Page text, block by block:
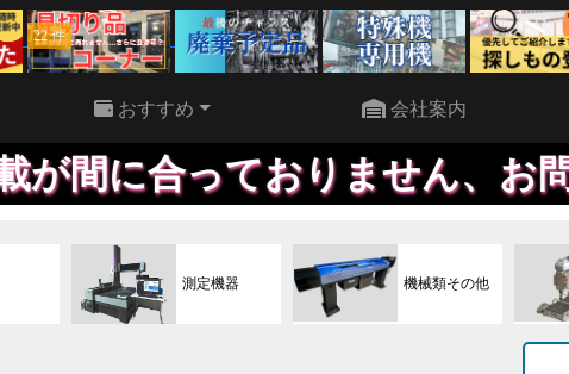
22 件
おすすめ 会社案内
おりません、お問い合わ
測定機器 機械類その他